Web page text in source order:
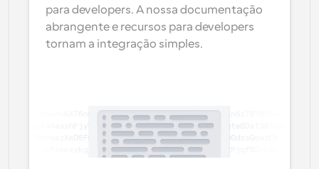
para developers. A nossa documentação
abrangente e recursos para developers
tornam a integração simples.